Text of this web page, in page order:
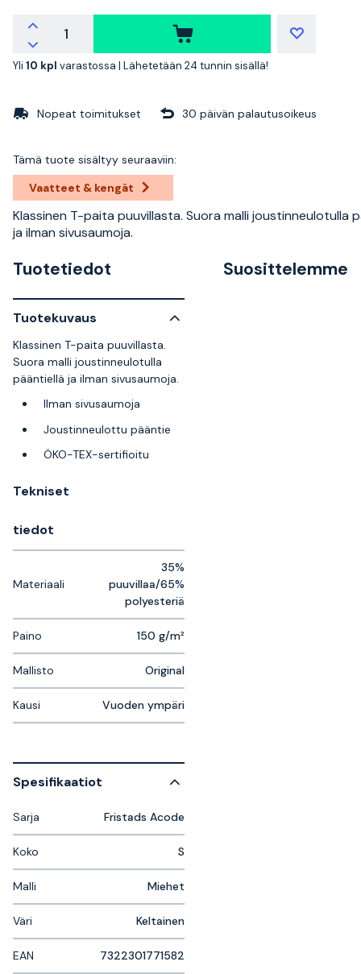
Yli 10 kpl varastossa | Lähetetään 24 tunnin sisällä!
Nopeat toimitukset 30 päivän palautusoikeus
Tämä tuote sisältyy seuraaviin:
Vaatteet & kengät
Klassinen T-paita puuvillasta. Suora malli joustinneulotulla
ja ilman sivusaumoja.
Tuotetiedot
Tuotekuvaus
Klassinen T-paita puuvillasta.
Suora malli joustinneulotulla
pääntiellä ja ilman sivusaumoja.
Ilman sivusaumoja
Joustinneulottu pääntie
ÖKO-TEX-sertifioitu
Tekniset
tiedot
Materiaali
35%
puuvillaa/65%
polyesteriä
Paino 150 g/m²
Mallisto Original
Kausi Vuoden ympäri
Spesifikaatiot
Sarja Fristads Acode
Koko S
Malli Miehet
Väri Keltainen
EAN 7322301771582
Suosittelemme